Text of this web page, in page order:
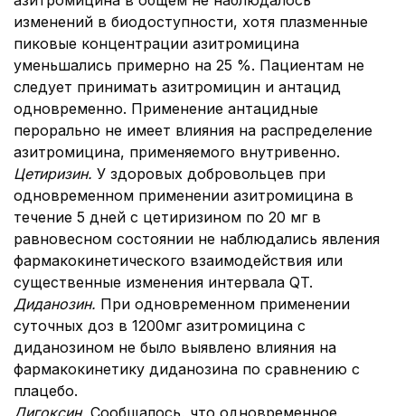
изменений в биодоступности, хотя плазменные
пиковые концентрации азитромицина
уменьшались примерно на 25 %. Пациентам не
следует принимать азитромицин и антацид
одновременно. Применение антацидные
перорально не имеет влияния на распределение
азитромицина, применяемого внутривенно.
Цетиризин. У здоровых добровольцев при
одновременном применении азитромицина в
течение 5 дней с цетиризином по 20 мг в
равновесном состоянии не наблюдались явления
фармакокинетического взаимодействия или
существенные изменения интервала QT.
Диданозин. При одновременном применении
суточных доз в 1200мг азитромицина с
диданозином не было выявлено влияния на
фармакокинетику диданозина по сравнению с
плацебо.
Дигоксин. Сообщалось, что одновременное